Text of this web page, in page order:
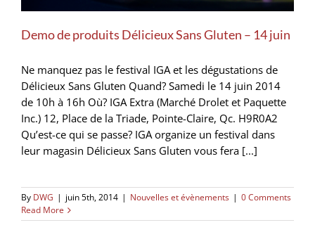
Demo de produits Délicieux Sans Gluten – 14 juin
Ne manquez pas le festival IGA et les dégustations de
Délicieux Sans Gluten Quand? Samedi le 14 juin 2014
de 10h à 16h Où? IGA Extra (Marché Drolet et Paquette
Inc.) 12, Place de la Triade, Pointe-Claire, Qc. H9R0A2
Qu’est-ce qui se passe? IGA organize un festival dans
leur magasin Délicieux Sans Gluten vous fera [...]
By DWG | juin 5th, 2014 | Nouvelles et évènements | 0 Comments
Read More